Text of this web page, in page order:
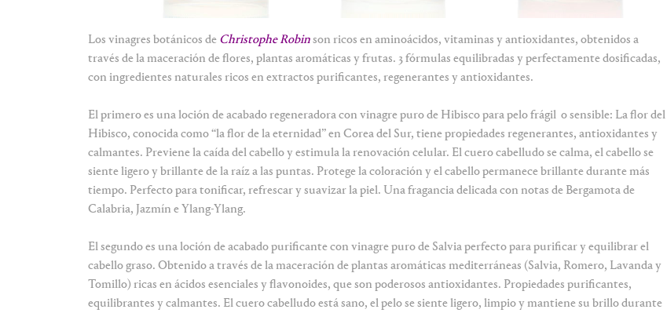
Los vinagres botánicos de Christophe Robinson ricos en aminoácidos, vitaminas y antioxidantes, obtenidos a
través de la maceración de flores, plantas aromáticas y frutas. 3 fórmulas equilibradas y perfectamente dosificadas,
con ingredientes naturales ricos en extractos purificantes, regenerantes y antioxidantes.
El primero es una loción de acabado regeneradora con vinagre puro de Hibisco para pelo frágil o sensible: La flor del
Hibisco, conocida como “la flor de la eternidad” en Corea del Sur, tiene propiedades regenerantes, antioxidantes y
calmantes. Previene la caída del cabello y estimula la renovación celular. El cuero cabelludo se calma, el cabello se
siente ligero y brillante de la raíz a las puntas. Protege la coloración y el cabello permanece brillante durante más
tiempo. Perfecto para tonificar, refrescar y suavizar la piel. Una fragancia delicada con notas de Bergamota de
Calabria, Jazmín e Ylang-Ylang.
El segundo es una loción de acabado purificante con vinagre puro de Salvia perfecto para purificar y equilibrar el
cabello graso. Obtenido a través de la maceración de plantas aromáticas mediterráneas (Salvia, Romero, Lavanda y
Tomillo) ricas en ácidos esenciales y flavonoides, que son poderosos antioxidantes. Propiedades purificantes,
equilibrantes y calmantes. El cuero cabelludo está sano, el pelo se siente ligero, limpio y mantiene su brillo durante